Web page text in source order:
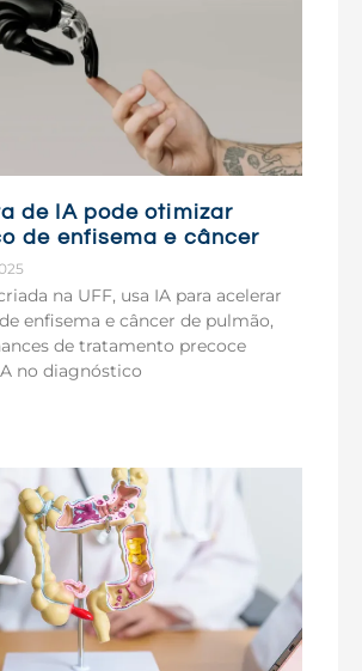
de IA pode otimizar
de enfisema e câncer
na UFF, usa IA para acelerar
enfisema e câncer de pulmão,
de tratamento precoce
no diagnóstico